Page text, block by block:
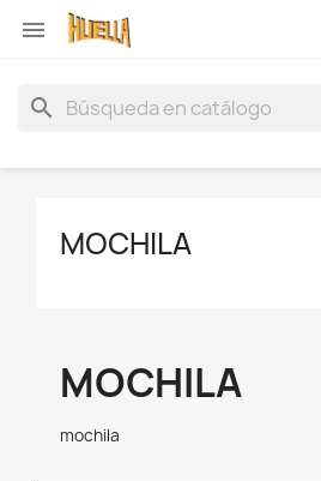

search
MOCHILA
MOCHILA
mochila